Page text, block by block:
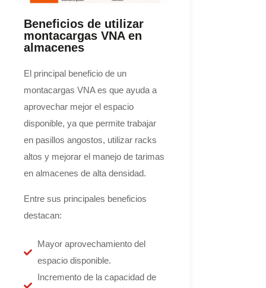
Beneficios de utilizar
montacargas VNA en
almacenes
El principal beneficio de un
montacargas VNA es que ayuda a
aprovechar mejor el espacio
disponible, ya que permite trabajar
en pasillos angostos, utilizar racks
altos y mejorar el manejo de tarimas
en almacenes de alta densidad.
Entre sus principales beneficios
destacan:
Mayor aprovechamiento del
espacio disponible.
Incremento de la capacidad de